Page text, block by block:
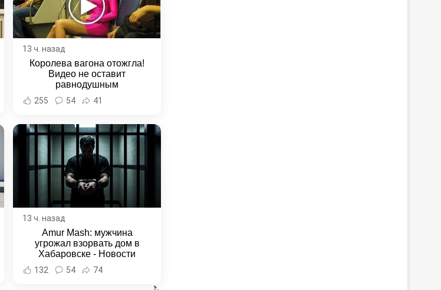
13 ч. назад
Королева вагона отожгла!
Видео не оставит
равнодушным
255 54 41
13 ч. назад
Amur Mash: мужчина
угрожал взорвать дом в
Хабаровске - Новости
Хабаровска и Хабаровского
края
132 54 74